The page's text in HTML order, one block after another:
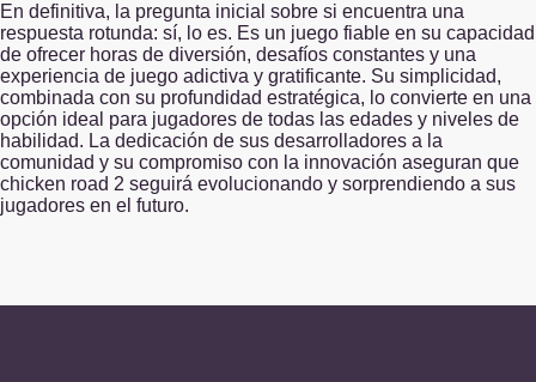
En definitiva, la pregunta inicial sobre si encuentra una
respuesta rotunda: sí, lo es. Es un juego fiable en su capacidad
de ofrecer horas de diversión, desafíos constantes y una
experiencia de juego adictiva y gratificante. Su simplicidad,
combinada con su profundidad estratégica, lo convierte en una
opción ideal para jugadores de todas las edades y niveles de
habilidad. La dedicación de sus desarrolladores a la
comunidad y su compromiso con la innovación aseguran que
chicken road 2 seguirá evolucionando y sorprendiendo a sus
jugadores en el futuro.